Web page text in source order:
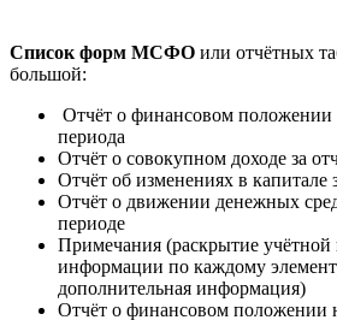
Список форм МСФО или отчётных
большой:
Отчёт о финансовом положении
периода
Отчёт о совокупном доходе за
Отчёт об изменениях в капитале
Отчёт о движении денежных
периоде
Примечания (раскрытие
информации по каждому
дополнительная информация)
Отчёт о финансовом положении